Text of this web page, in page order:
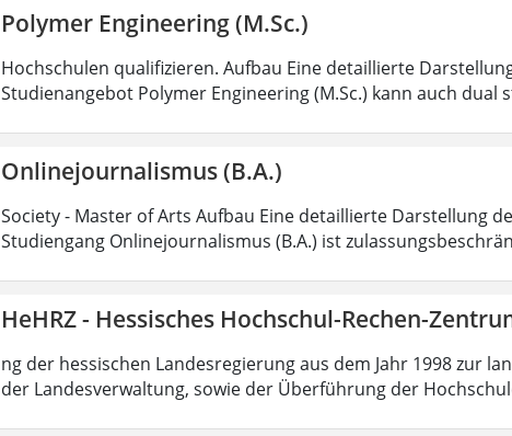
Polymer Engineering (M.Sc.)
Hochschulen qualifizieren. Aufbau Eine detaillierte
Studienangebot Polymer Engineering (M.Sc.) kann auch dual
Onlinejournalismus (B.A.)
Society - Master of Arts Aufbau Eine detaillierte Darstellung
Studiengang Onlinejournalismus (B.A.) ist
HeHRZ - Hessisches Hochschul-Rechen-
ng der hessischen Landesregierung aus dem Jahr 1998 zur
der Landesverwaltung, sowie der Überführung der